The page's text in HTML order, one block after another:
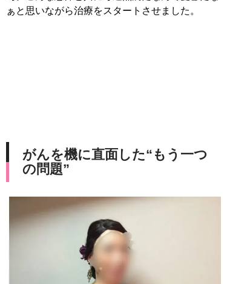
ぁと思いながら治療をスタートさせました。
がんを機に直面した“もう一つ
の問題”